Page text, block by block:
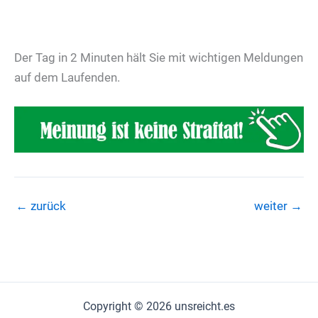
Der Tag in 2 Minuten hält Sie mit wichtigen Meldungen
auf dem Laufenden.
← zurück weiter →
Copyright © 2026 unsreicht.es